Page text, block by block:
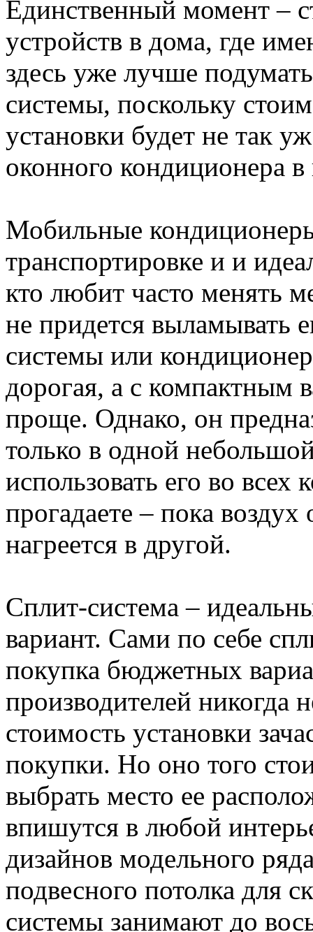
Единственный момент –
устройств в дома, где
здесь уже лучше
системы, поскольку
установки будет не так
оконного кондиционера в
Мобильные
транспортировке и и
кто любит часто менять
не придется выламывать
системы или
дорогая, а с компактным
проще. Однако, он
только в одной
использовать его во
прогадаете – пока
нагреется в другой.
Сплит-система –
вариант. Сами по себе
покупка бюджетных
производителей никогда
стоимость установки
покупки. Но оно того
выбрать место ее
впишутся в любой
дизайнов модельного
подвесного потолка для
системы занимают до